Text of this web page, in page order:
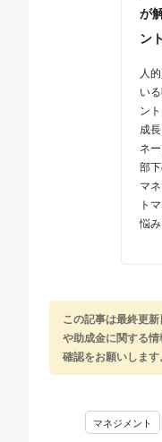
が
ン
人
い
ン
成
ネ
部
マ
ト
悩
この記事は最終更
や助成金に関する
確認をお願いします
マネジメント